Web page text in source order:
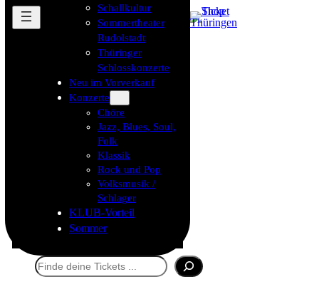
Schallkultur
Sommertheater
Rudolstadt
Thüringer
Schlosskonzerte
Neu im Vorverkauf
Konzerte
Chöre
Jazz, Blues, Soul,
Folk
Klassik
Rock und Pop
Volksmusik /
Schlager
KLUB-Vorteil
Sommer
Suchen